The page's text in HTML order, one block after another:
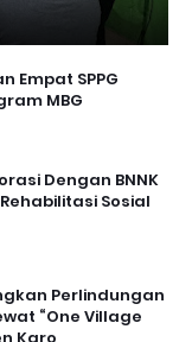
Empat SPPG
MBG
Dengan BNNK
Sosial
Perlindungan
“One Village